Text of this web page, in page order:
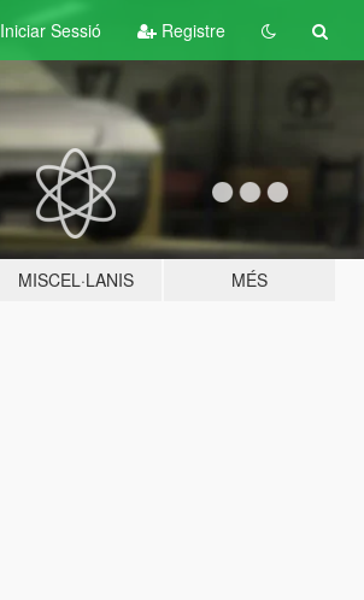
Iniciar Sessió Registre
MISCEL·LANIS MÉS